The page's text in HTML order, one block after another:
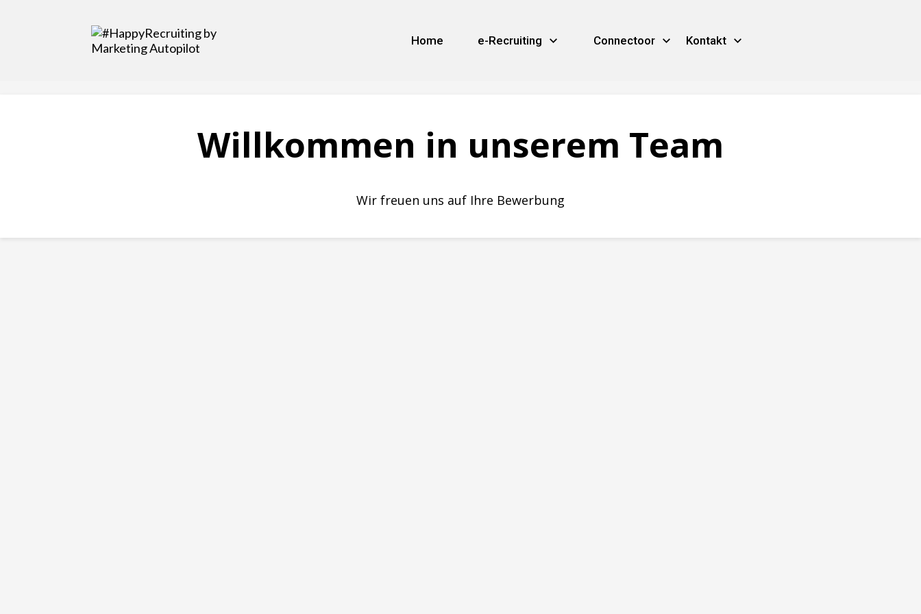
Home e-Recruiting Connectoor Kontakt
Willkommen in unserem Team
Wir freuen uns auf Ihre Bewerbung